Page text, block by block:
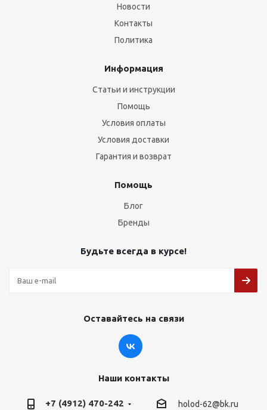
Новости
Контакты
Политика
Информация
Статьи и инструкции
Помощь
Условия оплаты
Условия доставки
Гарантия и возврат
Помощь
Блог
Бренды
Будьте всегда в курсе!
Оставайтесь на связи
Наши контакты
+7 (4912) 470-242 holod-62@bk.ru